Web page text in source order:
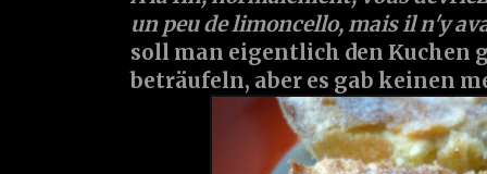
un peu de limoncello, mais il n'y
soll man eigentlich den Kuchen
beträufeln, aber es gab keinen